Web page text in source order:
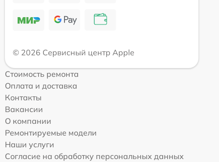
© 2026 Сервисный центр Apple
Стоимость ремонта
Оплата и доставка
Контакты
Вакансии
О компании
Ремонтируемые модели
Наши услуги
Согласие на обработку персональных данных